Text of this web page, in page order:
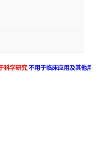
科学研究,不用于临床应用及其他用